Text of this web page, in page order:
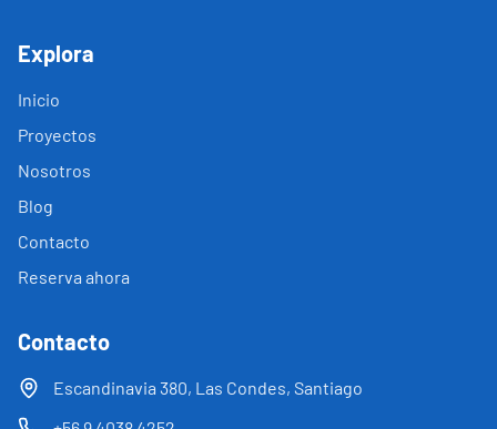
Explora
Inicio
Proyectos
Nosotros
Blog
Contacto
Reserva ahora
Contacto
Escandinavia 380, Las Condes, Santiago